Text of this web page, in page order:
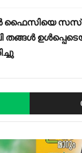
ഫൈസിയെ
തങ്ങൾ